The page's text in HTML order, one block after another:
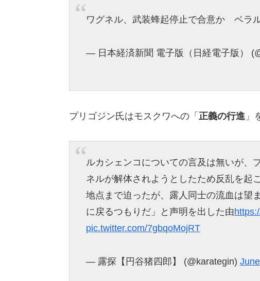
ワグネル、武装蜂起停止で合意か ベラ
— 日本経済新聞 電子版（日経電子版）
プリゴジン氏はモスクワへの「 正義の行進 」
ルカシェンコについての言及は無いが、
ネルが解体されようとしたため反乱を起
地点まで迫ったが、露人同士の流血は望
に戻るつもりだ」と声明を出した由
pic.twitter.com/7gbqoMojRT
— 露探【円谷猪四郎】 (@karategin)